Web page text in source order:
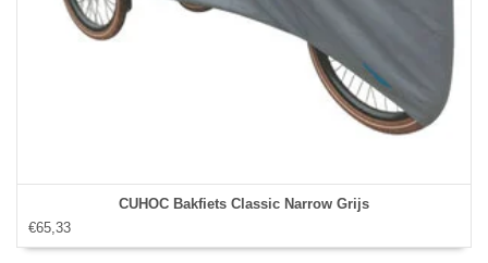
CUHOC Bakfiets Classic Narrow Grijs
€65,33